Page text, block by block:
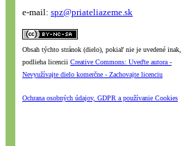
e-mail: spz@priateliazeme.sk
Obsah týchto stránok (dielo), pokiaľ nie je uvedené inak,
podlieha licencii Creative Commons: Uveďte autora -
Nevyužívajte dielo komerčne - Zachovajte licenciu
Ochrana osobných údajov, GDPR a používanie Cookies